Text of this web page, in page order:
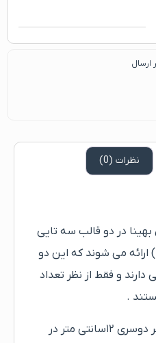
ارسال
نظرات (0)
در دو قالب سه تایی
( L11 ) و چهار تایی ( L12 ) ارائه می شوند که این دو
و فقط از نظر تعداد
.
عرض و طول شاخه ها در هر دوسری ۱۲سانتی متر در